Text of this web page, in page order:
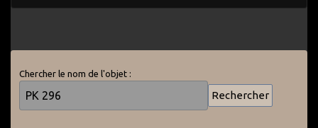
Chercher le nom de l'objet :